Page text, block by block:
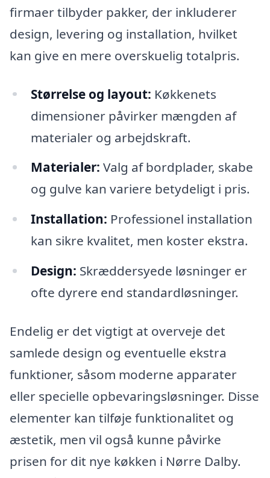
firmaer tilbyder pakker, der inkluderer
design, levering og installation, hvilket
kan give en mere overskuelig totalpris.
Størrelse og layout: Køkkenets
dimensioner påvirker mængden af
materialer og arbejdskraft.
Materialer: Valg af bordplader, skabe
og gulve kan variere betydeligt i pris.
Installation: Professionel installation
kan sikre kvalitet, men koster ekstra.
Design: Skræddersyede løsninger er
ofte dyrere end standardløsninger.
Endelig er det vigtigt at overveje det
samlede design og eventuelle ekstra
funktioner, såsom moderne apparater
eller specielle opbevaringsløsninger. Disse
elementer kan tilføje funktionalitet og
æstetik, men vil også kunne påvirke
prisen for dit nye køkken i Nørre Dalby.